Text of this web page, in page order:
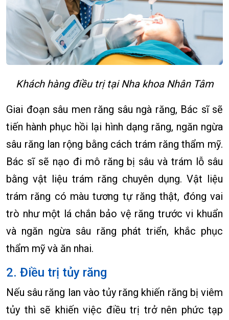
Khách hàng điều trị tại Nha khoa Nhân Tâm
Giai đoạn sâu men răng sâu ngà răng, Bác sĩ sẽ
tiến hành phục hồi lại hình dạng răng, ngăn ngừa
sâu răng lan rộng bằng cách trám răng thẩm mỹ.
Bác sĩ sẽ nạo đi mô răng bị sâu và trám lỗ sâu
bằng vật liệu trám răng chuyên dụng. Vật liệu
trám răng có màu tương tự răng thật, đóng vai
trò như một lá chắn bảo vệ răng trước vi khuẩn
và ngăn ngừa sâu răng phát triển, khắc phục
thẩm mỹ và ăn nhai.
2. Điều trị tủy răng
Nếu sâu răng lan vào tủy răng khiến răng bị viêm
tủy thì sẽ khiến việc điều trị trở nên phức tạp